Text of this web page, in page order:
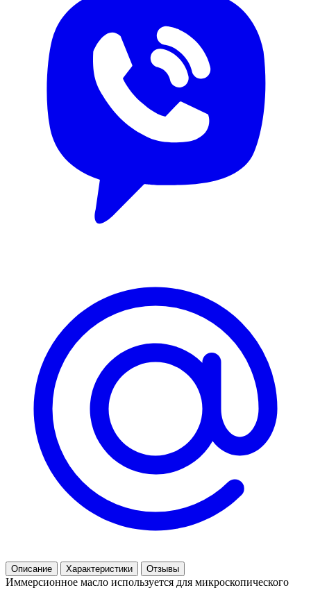
Описание Характеристики Отзывы
Иммерсионное масло используется для микроскопического